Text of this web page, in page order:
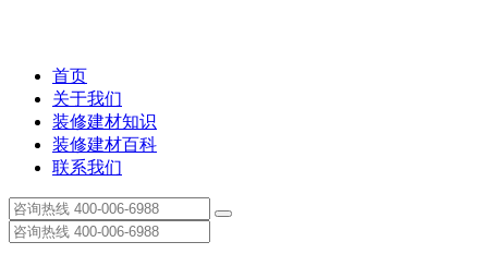
首页
关于我们
装修建材知识
装修建材百科
联系我们